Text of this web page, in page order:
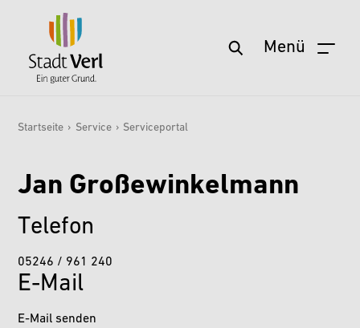
Zum Hauptinhalt springen Menü
Startseite
Aktuelles
Wohnen & Leben
Freizeit & Kultur
Politik & Verwaltung
Wirtschaft & Arbeit
Startseite › Service › Serviceportal
Jan Großewinkelmann
Telefon
05246 / 961 240
E-Mail
E-Mail senden